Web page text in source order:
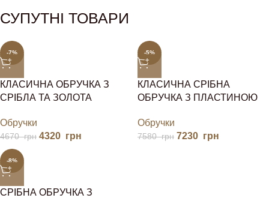
СУПУТНІ ТОВАРИ
-7%
КЛАСИЧНА ОБРУЧКА З
СРІБЛА ТА ЗОЛОТА
Обручки
4670грн 4320 грн
-5%
КЛАСИЧНА СРІБНА
ОБРУЧКА З ПЛАСТИНОЮ
Обручки
7580грн 7230 грн
-8%
СРІБНА ОБРУЧКА З